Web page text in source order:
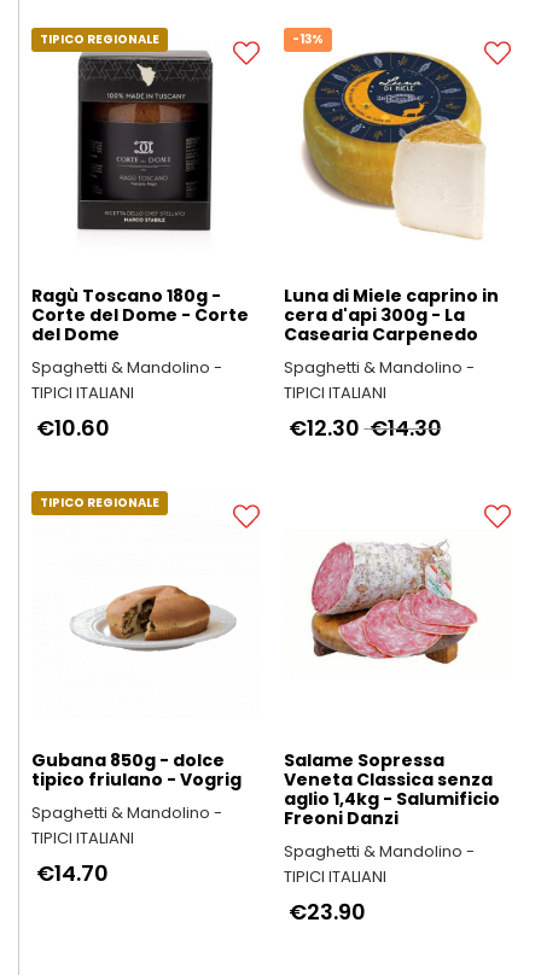
TIPICO REGIONALE
Ragù Toscano 180g -
Corte del Dome - Corte
del Dome
Spaghetti & Mandolino -
TIPICI ITALIANI
€10.60
-13%
Luna di Miele caprino in
cera d'api 300g - La
Casearia Carpenedo
Spaghetti & Mandolino -
TIPICI ITALIANI
€14.30
€12.30
TIPICO REGIONALE
Gubana 850g - dolce
tipico friulano - Vogrig
Spaghetti & Mandolino -
TIPICI ITALIANI
€14.70
Salame Sopressa
Veneta Classica senza
aglio 1,4kg - Salumificio
Freoni Danzi
Spaghetti & Mandolino -
TIPICI ITALIANI
€23.90